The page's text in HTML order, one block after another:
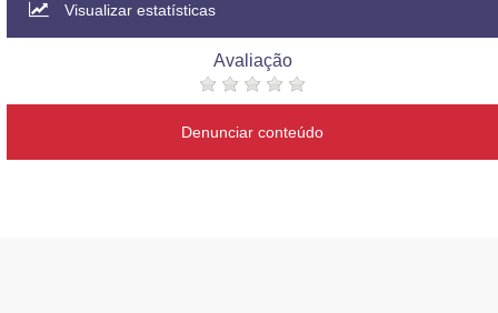
Visualizar estatísticas
Avaliação
Denunciar conteúdo